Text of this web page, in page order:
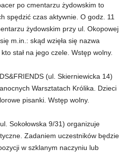
po cmentarzu żydowskim to
spędzić czas aktywnie. O godz. 11
żydowskim przy ul. Okopowej
m.in.: skąd wzięła się nazwa
stał na jego czele. Wstęp wolny.
(ul. Skierniewicka 14)
Warsztatach Królika. Dzieci
pisanki. Wstęp wolny.
Sokołowska 9/31) organizuje
Zadaniem uczestników będzie
w szklanym naczyniu lub